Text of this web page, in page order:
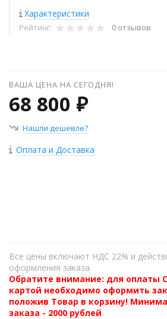
Характеристики
Рейтинг: 0 отзывов
ВАША ЦЕНА НА СЕГОДНЯ!
68 800 ₽
Нашли дешевле?
Оплата и Доставка
Все цены включают НДС 22% и
оформления заказа.
Обратите внимание: для оплаты
картой необходимо оформить
положив Товар в корзину!
заказа - 2000 рублей